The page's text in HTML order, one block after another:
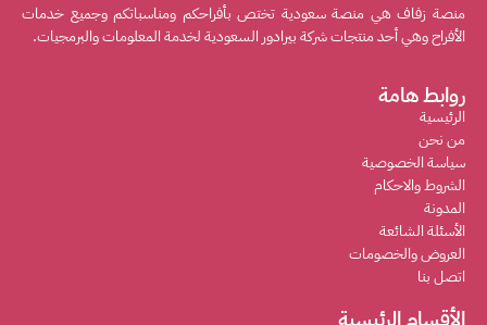
منصة زفاف هي منصة سعودية تختص بأفراحكم ومناسباتكم وجميع خدمات
الأفراح وهي أحد منتجات شركة بيرادور السعودية لخدمة المعلومات والبرمجيات.
روابط هامة
الرئيسية
من نحن
سياسة الخصوصية
الشروط والاحكام
المدونة
الأسئلة الشائعة
العروض والخصومات
اتصل بنا